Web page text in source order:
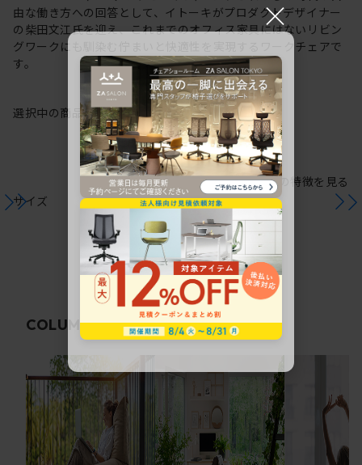
由な働き方への回答として、イトーキがプロダクトデザイナー
の柴田文江氏を迎え、これまでのオフィス家具にはないリビン
グワークにも馴染む佇まいと快適性を実現するワークチェアで
す。
選択中の商品情報保証注意事項
サイズ
シリーズの特徴を見る
COLUMN関連コラム
×